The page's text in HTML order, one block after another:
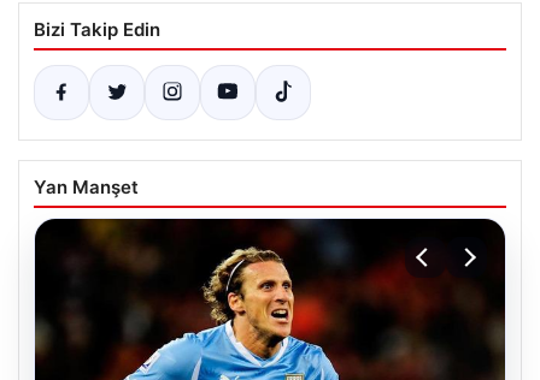
Bizi Takip Edin
Yan Manşet